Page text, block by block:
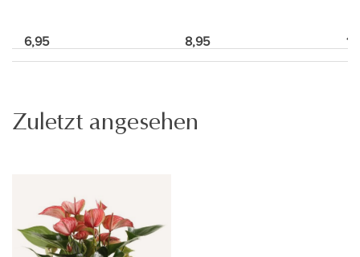
6,95 8,95
Zuletzt angesehen